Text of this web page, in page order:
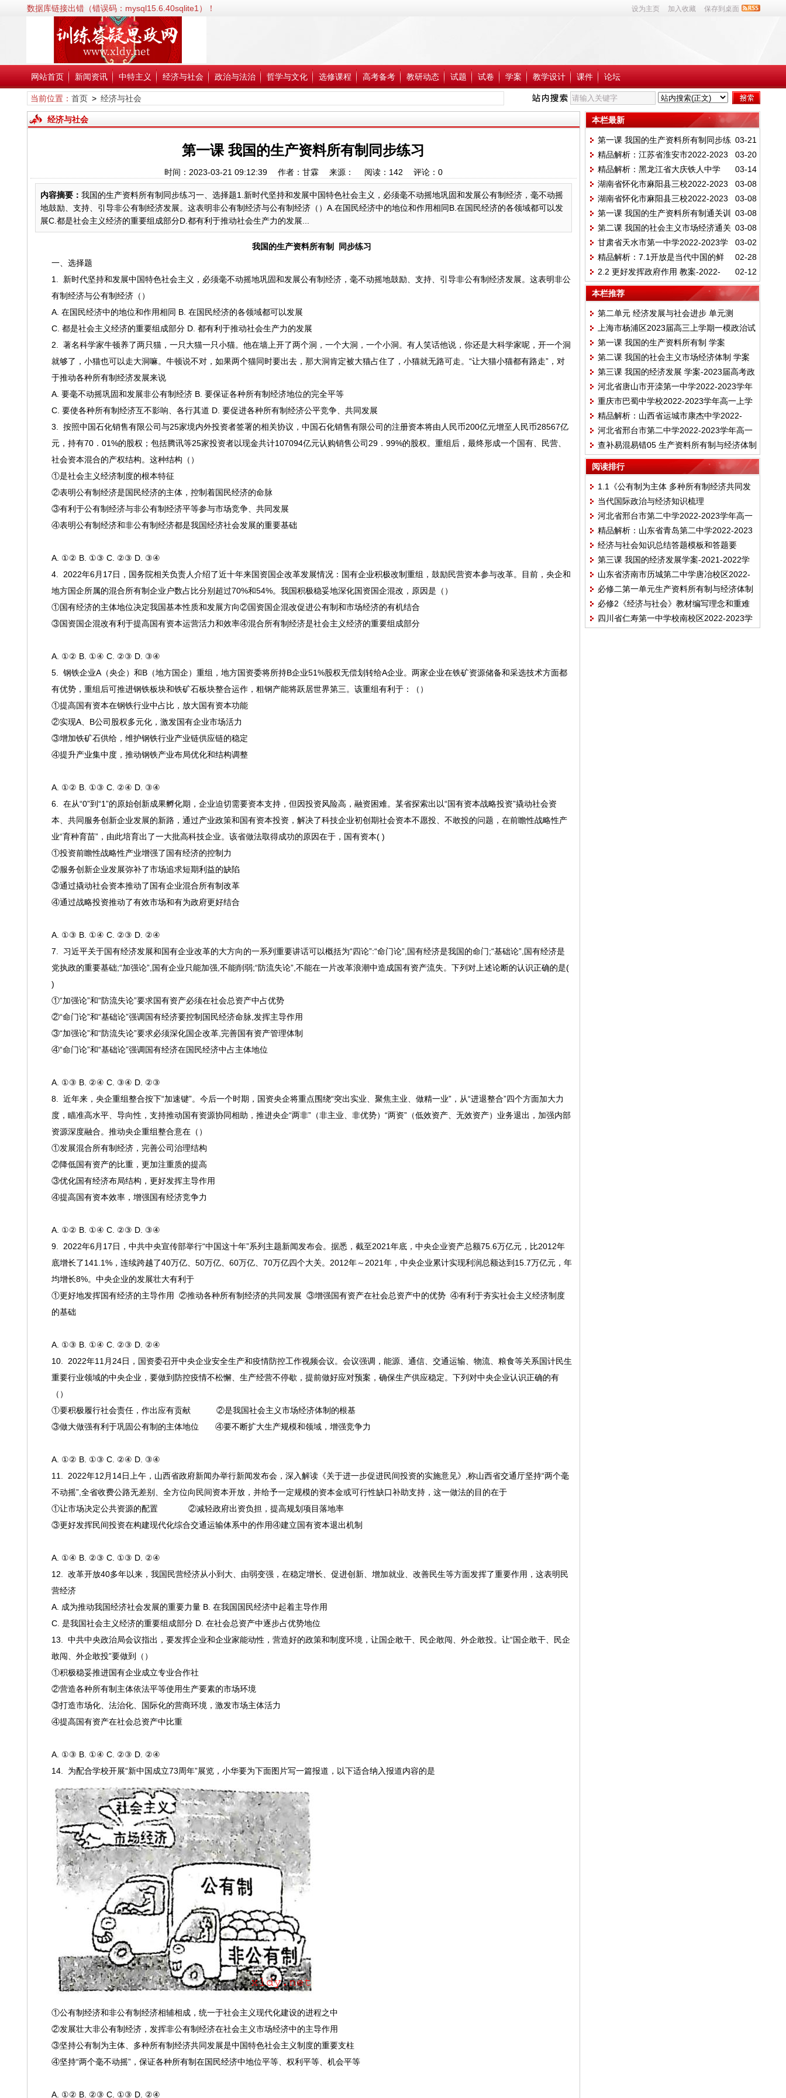
数据库链接出错（错误码：mysql15.6.40sqlite1）！
错误信息:SQLSTATE[HY000] [2002] No such file or directory；
错误代码:2002；
文件:/www/wwwroot/xldy.net/inc/classPdoDb.php；
行号:38；
设为主页 加入收藏 保存到桌面
网站首页 新闻资讯 中特主义 经济与社会 政治与法治 哲学与文化 选修课程 高考备考 教研动态 试题 试卷 学案 教学设计 课件 论坛
当前位置： 首页> 经济与社会
经济与社会
第一课 我国的生产资料所有制同步练习
时间：2023-03-21 09:12:39 作者：甘霖 来源： 阅读： 142 评论： 0
内容摘要： 我国的生产资料所有制同步练习一、选择题1.新时代坚持和发展中国特色社会主义，必须毫不动摇地巩固和发展公有制经济，毫不动摇
地鼓励、支持、引导非公有制经济发展。这表明非公有制经济与公有制经济（）A.在国民经济中的地位和作用相同B.在国民经济的各领域都可以发
展C.都是社会主义经济的重要组成部分D.都有利于推动社会生产力的发展...
我国的生产资料所有制
同步练习
一、选择题
1. 新时代坚持和发展中国特色社会主义，必须毫不动摇地巩固和发展公有制经济，毫不动摇地鼓励、支持、引导非公有制经济发展。这表明非公
有制经济与公有制经济（）
A. 在国民经济中的地位和作用相同 B. 在国民经济的各领域都可以发展
C. 都是社会主义经济的重要组成部分 D. 都有利于推动社会生产力的发展
2. 著名科学家牛顿养了两只猫，一只大猫一只小猫。他在墙上开了两个洞，一个大洞，一个小洞。有人笑话他说，你还是大科学家呢，开一个洞
就够了，小猫也可以走大洞嘛。牛顿说不对，如果两个猫同时要出去，那大洞肯定被大猫占住了，小猫就无路可走。 “让大猫小猫都有路走”，对
于推动各种所有制经济发展来说
A. 要毫不动摇巩固和发展非公有制经济 B. 要保证各种所有制经济地位的完全平等
C. 要使各种所有制经济互不影响、各行其道 D. 要促进各种所有制经济公平竞争、共同发展
3. 按照中国石化销售有限公司与25家境内外投资者签署的相关协议，中国石化销售有限公司的注册资本将由人民币200亿元增至人民币28567亿
元，持有70．01%的股权；包括腾讯等25家投资者以现金共计107094亿元认购销售公司29．99%的股权。重组后，最终形成一个国有、民营、
社会资本混合的产权结构。这种结构（）
①是社会主义经济制度的根本特征
②表明公有制经济是国民经济的主体，控制着国民经济的命脉
③有利于公有制经济与非公有制经济平等参与市场竞争、共同发展
④表明公有制经济和非公有制经济都是我国经济社会发展的重要基础
A. ①② B. ①③ C. ②③ D. ③④
4. 2022年6月17日，国务院相关负责人介绍了近十年来国资国企改革发展情况：国有企业积极改制重组，鼓励民营资本参与改革。目前，央企和
地方国企所属的混合所有制企业户数占比分别超过70%和54%。我国积极稳妥地深化国资国企混改，原因是（）
①国有经济的主体地位决定我国基本性质和发展方向②国资国企混改促进公有制和市场经济的有机结合
③国资国企混改有利于提高国有资本运营活力和效率④混合所有制经济是社会主义经济的重要组成部分
A. ①② B. ①④ C. ②③ D. ③④
5. 钢铁企业A（央企）和B（地方国企）重组，地方国资委将所持B企业51%股权无偿划转给A企业。两家企业在铁矿资源储备和采选技术方面都
有优势，重组后可推进钢铁板块和铁矿石板块整合运作，粗钢产能将跃居世界第三。该重组有利于：（）
①提高国有资本在钢铁行业中占比，放大国有资本功能
②实现A、B公司股权多元化，激发国有企业市场活力
③增加铁矿石供给，维护钢铁行业产业链供应链的稳定
④提升产业集中度，推动钢铁产业布局优化和结构调整
A. ①② B. ①③ C. ②④ D. ③④
6. 在从“0”到“1”的原始创新成果孵化期，企业迫切需要资本支持，但因投资风险高，融资困难。某省探索出以“国有资本战略投资”撬动社会资
本、共同服务创新企业发展的新路，通过产业政策和国有资本投资，解决了科技企业初创期社会资本不愿投、不敢投的问题，在前瞻性战略性产
业“育种育苗”，由此培育出了一大批高科技企业。该省做法取得成功的原因在于，国有资本( )
①投资前瞻性战略性产业增强了国有经济的控制力
②服务创新企业发展弥补了市场追求短期利益的缺陷
③通过撬动社会资本推动了国有企业混合所有制改革
④通过战略投资推动了有效市场和有为政府更好结合
A. ①③ B. ①④ C. ②③ D. ②④
7. 习近平关于国有经济发展和国有企业改革的大方向的一系列重要讲话可以概括为“四论”:“命门论”,国有经济是我国的命门;“基础论”,国有经济是
党执政的重要基础;“加强论”,国有企业只能加强,不能削弱;“防流失论”,不能在一片改革浪潮中造成国有资产流失。下列对上述论断的认识正确的是(
)
①“加强论”和“防流失论”要求国有资产必须在社会总资产中占优势
②“命门论”和“基础论”强调国有经济要控制国民经济命脉,发挥主导作用
③“加强论”和“防流失论”要求必须深化国企改革,完善国有资产管理体制
④“命门论”和“基础论”强调国有经济在国民经济中占主体地位
A. ①③ B. ②④ C. ③④ D. ②③
8. 近年来，央企重组整合按下“加速键”。今后一个时期，国资央企将重点围绕“突出实业、聚焦主业、做精一业”，从“进退整合”四个方面加大力
度，瞄准高水平、导向性，支持推动国有资源协同相助，推进央企“两非”（非主业、非优势）“两资”（低效资产、无效资产）业务退出，加强内部
资源深度融合。推动央企重组整合意在（）
①发展混合所有制经济，完善公司治理结构
②降低国有资产的比重，更加注重质的提高
③优化国有经济布局结构，更好发挥主导作用
④提高国有资本效率，增强国有经济竞争力
A. ①② B. ①④ C. ②③ D. ③④
9. 2022年6月17日，中共中央宣传部举行“中国这十年”系列主题新闻发布会。据悉，截至2021年底，中央企业资产总额75.6万亿元，比2012年
底增长了141.1%，连续跨越了40万亿、50万亿、60万亿、70万亿四个大关。2012年～2021年，中央企业累计实现利润总额达到15.7万亿元，年
均增长8%。中央企业的发展壮大有利于
①更好地发挥国有经济的主导作用 ②推动各种所有制经济的共同发展 ③增强国有资产在社会总资产中的优势 ④有利于夯实社会主义经济制度
的基础
A. ①③ B. ①④ C. ②③ D. ②④
10. 2022年11月24日，国资委召开中央企业安全生产和疫情防控工作视频会议。会议强调，能源、通信、交通运输、物流、粮食等关系国计民生
重要行业领域的中央企业，要做到防控疫情不松懈、生产经营不停歇，提前做好应对预案，确保生产供应稳定。下列对中央企业认识正确的有
（）
①要积极履行社会责任，作出应有贡献 ②是我国社会主义市场经济体制的根基
③做大做强有利于巩固公有制的主体地位 ④要不断扩大生产规模和领域，增强竞争力
A. ①② B. ①③ C. ②④ D. ③④
11. 2022年12月14日上午，山西省政府新闻办举行新闻发布会，深入解读《关于进一步促进民间投资的实施意见》, 称山西省交通厅坚持“两个毫
不动摇”,全省收费公路无差别、全方位向民间资本开放，并给予一定规模的资本金或可行性缺口补助支持，这一做法的目的在于
①让市场决定公共资源的配置 ②减轻政府出资负担，提高规划项目落地率
③更好发挥民间投资在构建现代化综合交通运输体系中的作用④建立国有资本退出机制
A. ①④ B. ②③ C. ①③ D. ②④
12. 改革开放40多年以来，我国民营经济从小到大、由弱变强，在稳定增长、促进创新、增加就业、改善民生等方面发挥了重要作用，这表明民
营经济
A. 成为推动我国经济社会发展的重要力量 B. 在我国国民经济中起着主导作用
C. 是我国社会主义经济的重要组成部分 D. 在社会总资产中逐步占优势地位
13. 中共中央政治局会议指出，要发挥企业和企业家能动性，营造好的政策和制度环境，让国企敢干、民企敢闯、外企敢投。让“国企敢干、民企
敢闯、外企敢投”要做到（）
①积极稳妥推进国有企业成立专业合作社
②营造各种所有制主体依法平等使用生产要素的市场环境
③打造市场化、法治化、国际化的营商环境，激发市场主体活力
④提高国有资产在社会总资产中比重
A. ①③ B. ①④ C. ②③ D. ②④
14. 为配合学校开展“新中国成立73周年”展览，小华要为下面图片写一篇报道，以下适合纳入报道内容的是
①公有制经济和非公有制经济相辅相成，统一于社会主义现代化建设的进程之中
②发展壮大非公有制经济，发挥非公有制经济在社会主义市场经济中的主导作用
③坚持公有制为主体、多种所有制经济共同发展是中国特色社会主义制度的重要支柱
④坚持“两个毫不动摇”，保证各种所有制在国民经济中地位平等、权利平等、机会平等
A. ①② B. ②③ C. ①③ D. ②④
本栏最新
03-21
第一课 我国的生产资料所有制同步练
习
03-20
精品解析：江苏省淮安市2022-2023
学年高一上学期期末考试政治试题
03-14
精品解析：黑龙江省大庆铁人中学
2022-2023学年高一上学期期末考试政治试
题
03-08
湖南省怀化市麻阳县三校2022-2023
学年高一上学期线上期末联考试政治试题03-08
湖南省怀化市麻阳县三校2022-2023
学年高一上学期线上期末联考试政治试题03-08
第一课 我国的生产资料所有制通关训
练B卷
03-08
第二课 我国的社会主义市场经济通关
训练A卷
03-02
甘肃省天水市第一中学2022-2023学
年高一上学期期末考试政治试题
02-28
精品解析：7.1开放是当代中国的鲜
明标识同步练习
02-12
2.2 更好发挥政府作用 教案-2022-
2023学年高中政治统编版必修二经济与社会
本栏推荐
第二单元 经济发展与社会进步 单元测
试-2022-2023学年高中政治统编版必修二
经济与社会
上海市杨浦区2023届高三上学期一模政治试
题含答案解析
第一课 我国的生产资料所有制 学案
第二课 我国的社会主义市场经济体制 学案
第三课 我国的经济发展 学案-2023届高考政
治一轮复习统编版必修二经济与社会
河北省唐山市开滦第一中学2022-2023学年
高三上学期期末考试政治试卷
重庆市巴蜀中学校2022-2023学年高一上学
期期末模拟政治试题
精品解析：山西省运城市康杰中学2022-
2023学年高一上学期期末考试政治试题
河北省邢台市第二中学2022-2023学年高一
上学期期末考试政治试题
查补易混易错05 生产资料所有制与经济体制
-【查漏补缺】2022年高考政治三轮冲刺过
关（新高考专用统编版）
阅读排行
1.1《公有制为主体 多种所有制经济共同发
展》教学设计
当代国际政治与经济知识梳理
河北省邢台市第二中学2022-2023学年高一
上学期期末考试政治试题
精品解析：山东省青岛第二中学2022-2023
学年高一上学期期末考试政治试题
经济与社会知识总结答题模板和答题要
点-2021-2022学年高中政治统编版必修二
第三课 我国的经济发展学案-2021-2022学
年高中政治统编版必修二经济与社会
山东省济南市历城第二中学唐冶校区2022-
2023学年高一上学期期末考试政治试题
必修二第一单元生产资料所有制与经济体制
教学案
必修2《经济与社会》教材编写理念和重难
点分析
四川省仁寿第一中学校南校区2022-2023学